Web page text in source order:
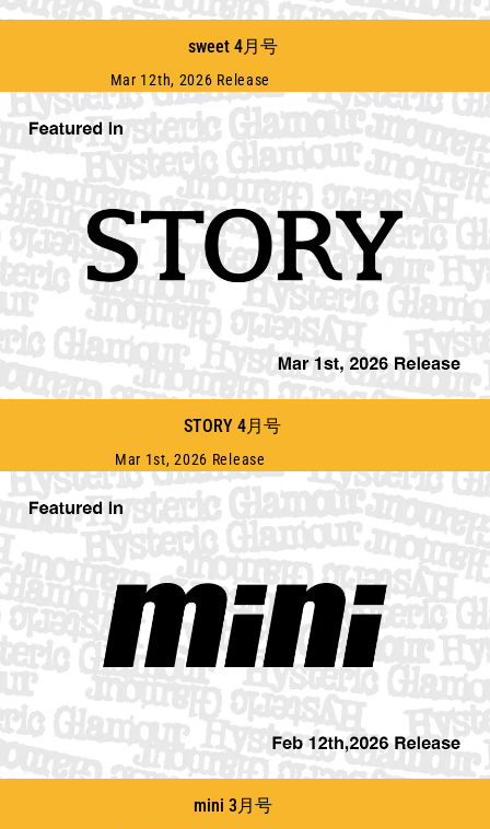
sweet 4月号
Mar 12th, 2026 Release
STORY 4月号
Mar 1st, 2026 Release
mini 3月号